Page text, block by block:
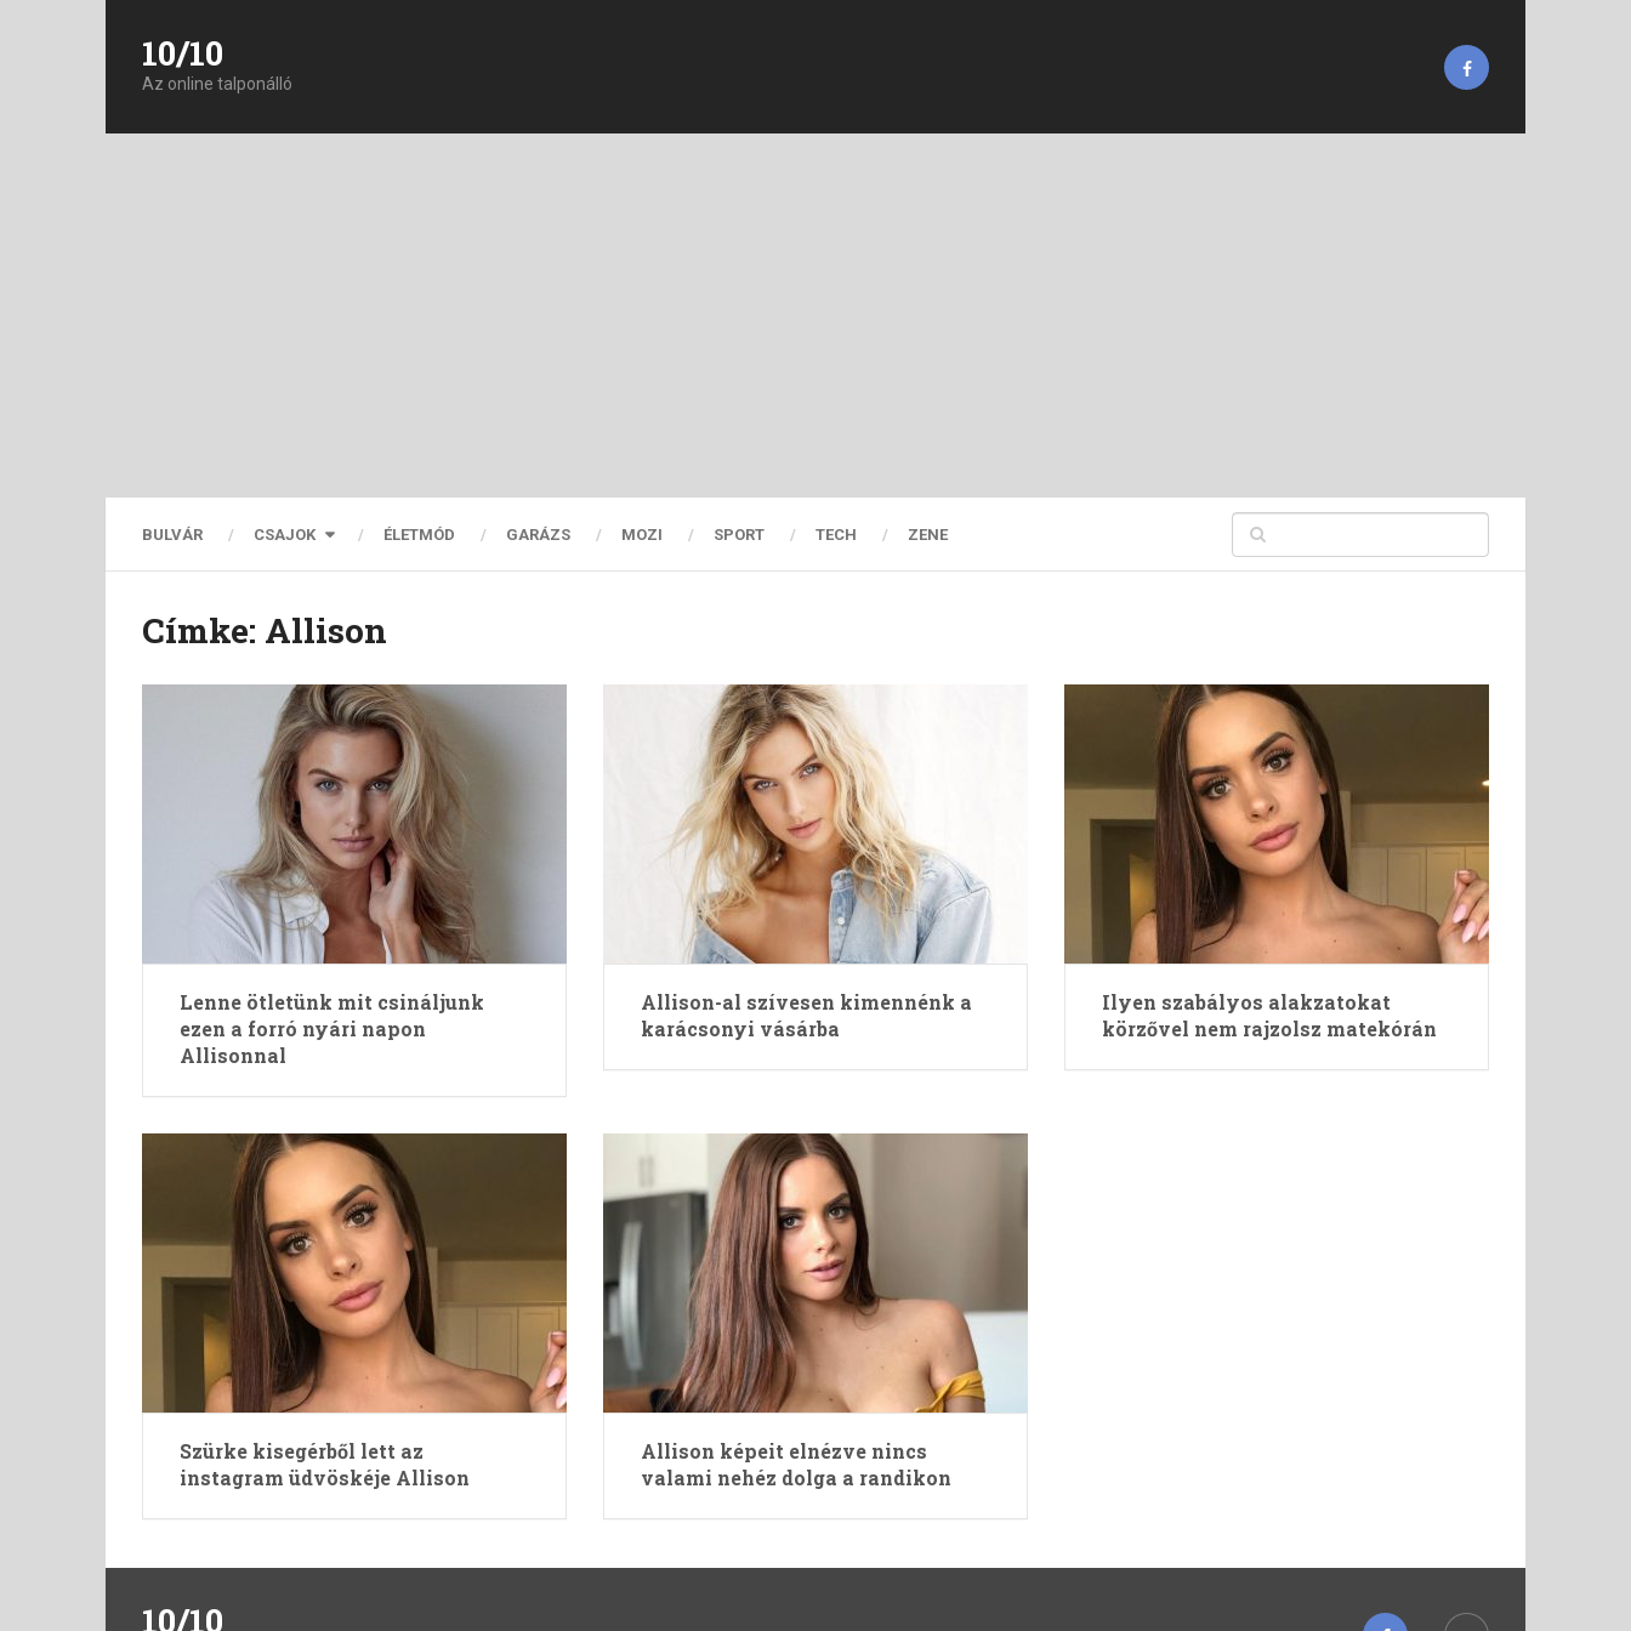
10/10
Az online talponálló
BULVÁR CSAJOK ÉLETMÓD GARÁZS MOZI SPORT TECH ZENE
Címke: Allison
Lenne ötletünk mit csináljunk
ezen a forró nyári napon
Allisonnal
Allison-al szívesen kimennénk a
karácsonyi vásárba
Ilyen szabályos alakzatokat
körzővel nem rajzolsz matekórán
Szürke kisegérből lett az
instagram üdvöskéje Allison
Allison képeit elnézve nincs
valami nehéz dolga a randikon
10/10